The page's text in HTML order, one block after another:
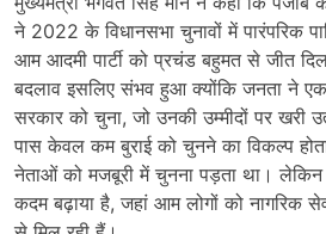
ने 2022 के विधानसभा चुनावों में पारंपरिक
आम आदमी पार्टी को प्रचंड बहुमत से जीत
बदलाव इसलिए संभव हुआ क्योंकि जनता ने एक
सरकार को चुना, जो उनकी उम्मीदों पर खरी
पास केवल कम बुराई को चुनने का विकल्प
नेताओं को मजबूरी में चुनना पड़ता था।
कदम बढ़ाया है, जहां आम लोगों को